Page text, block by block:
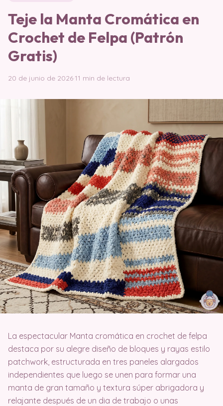
Teje la Manta Cromática en
Crochet de Felpa (Patrón
Gratis)
20 de junio de 2026·11 min de lectura
La espectacular Manta cromática en crochet de felpa
destaca por su alegre diseño de bloques y rayas estilo
patchwork, estructurada en tres paneles alargados
independientes que luego se unen para formar una
manta de gran tamaño y textura súper abrigadora y
relajante después de un dia de trabajo o unas